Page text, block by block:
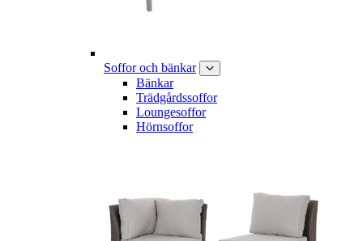
Soffor och bänkar
Bänkar
Trädgårdssoffor
Loungesoffor
Hörnsoffor